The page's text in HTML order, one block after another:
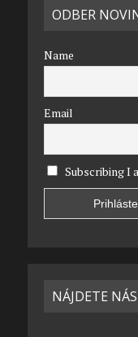
ODBER
Name
Email
Subscribing I
NÁJDETE